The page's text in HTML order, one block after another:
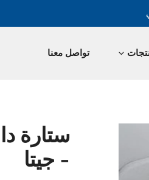
تواصل معنا
ستارة
- جيتا